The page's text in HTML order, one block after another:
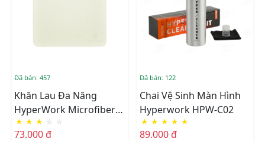
Đã bán: 457
Khăn Lau Đa Năng
HyperWork Microfiber
HC-01
★ ★ ★ ☆ ☆
73.000 đ
Đã bán: 122
Chai Vệ Sinh Màn Hình
Hyperwork HPW-C02
★ ★ ★ ★ ★
89.000 đ